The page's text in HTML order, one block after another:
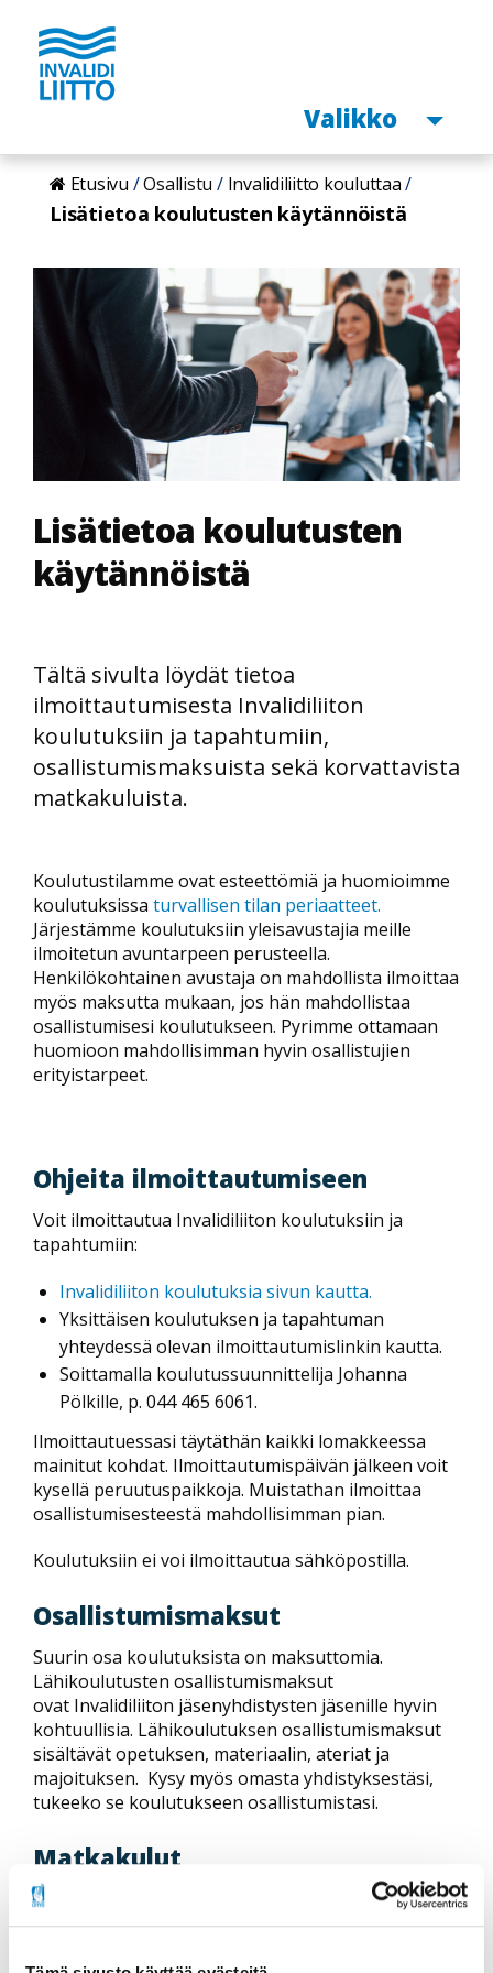
Hyppää
pääsisältöön
Avaa
Valikko
Etusivu Osallistu Invalidiliitto kouluttaa
Lisätietoa koulutusten käytännöistä
Lisätietoa koulutusten
käytännöistä
Tältä sivulta löydät tietoa
ilmoittautumisesta Invalidiliiton
koulutuksiin ja tapahtumiin,
osallistumismaksuista sekä korvattavista
matkakuluista.
Koulutustilamme ovat esteettömiä ja huomioimme
koulutuksissa turvallisen tilan periaatteet.
Järjestämme koulutuksiin yleisavustajia meille
ilmoitetun avuntarpeen perusteella.
Henkilökohtainen avustaja on mahdollista ilmoittaa
myös maksutta mukaan, jos hän mahdollistaa
osallistumisesi koulutukseen. Pyrimme ottamaan
huomioon mahdollisimman hyvin osallistujien
erityistarpeet.
Ohjeita ilmoittautumiseen
Voit ilmoittautua Invalidiliiton koulutuksiin ja
tapahtumiin:
Invalidiliiton koulutuksia sivun kautta.
Yksittäisen koulutuksen ja tapahtuman
yhteydessä olevan ilmoittautumislinkin kautta.
Soittamalla koulutussuunnittelija Johanna
Pölkille, p. 044 465 6061.
Ilmoittautuessasi täytäthän kaikki lomakkeessa
mainitut kohdat. Ilmoittautumispäivän jälkeen voit
kysellä peruutuspaikkoja. Muistathan ilmoittaa
osallistumisesteestä mahdollisimman pian.
Koulutuksiin ei voi ilmoittautua sähköpostilla.
Osallistumismaksut
Suurin osa koulutuksista on maksuttomia.
Lähikoulutusten osallistumismaksut
ovat Invalidiliiton jäsenyhdistysten jäsenille hyvin
kohtuullisia. Lähikoulutuksen osallistumismaksut
sisältävät opetuksen, materiaalin, ateriat ja
majoituksen. Kysy myös omasta yhdistyksestäsi,
tukeeko se koulutukseen osallistumistasi.
Matkakulut
Matkakulut useimpiin koulutustilaisuuksiin
seminaareja lukuun ottamatta korvataan